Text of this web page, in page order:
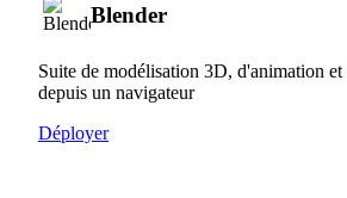
Blender
Suite de modélisation 3D, d'animation et
depuis un navigateur
Déployer